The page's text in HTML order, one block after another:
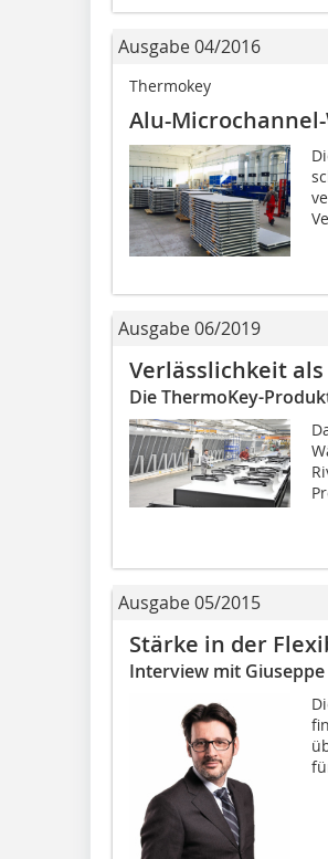
Ausgabe 04/2016
Thermokey
Alu-
Ausgabe 06/2019
Verlässlichkeit
Die ThermoKey-
Ausgabe 05/2015
Stärke in der
Interview mit